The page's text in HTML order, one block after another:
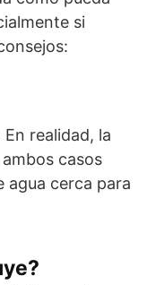
si
realidad, la
casos
agua cerca para